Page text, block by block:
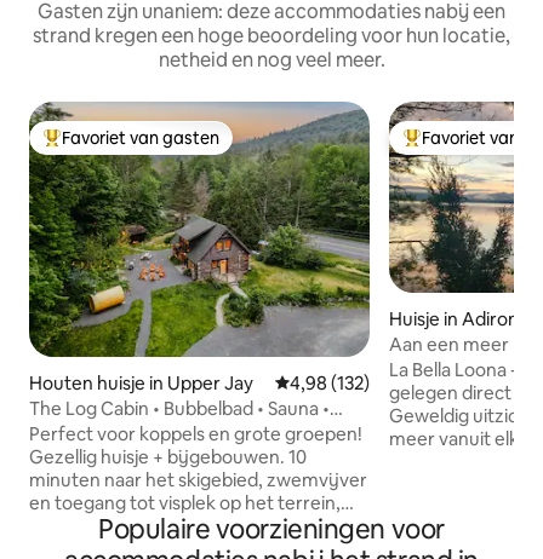
Gasten zijn unaniem: deze accommodaties nabij een
strand kregen een hoge beoordeling voor hun locatie,
netheid en nog veel meer.
Topfavoriet van gasten
Favoriet van gasten
Houten huisje in Upper Jay Gemiddelde beoordeling van
4,98 (132)
The Log Cabin • Bubbelbad • Sauna •
Zwemvijver
Perfect voor koppels en grote groepen!
Gezellig huisje + bijgebouwen. 10
minuten naar het skigebied, zwemvijver
en toegang tot visplek op het terrein,
houten bubbelbad en sauna,
tafelvoetbal, wandelpaden, restaurants
Topfavoriet van
Favoriet van
Huisje in
Aan een meer
water en een
La Bella Loona -
gelegen direct
Geweldig uitzicht
meer vanuit elk
nieuw gebouwd
binnen open
Populaire voorzieningen voor